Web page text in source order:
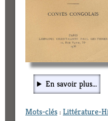
En savoir plus...
Mots-clés:Littérature-